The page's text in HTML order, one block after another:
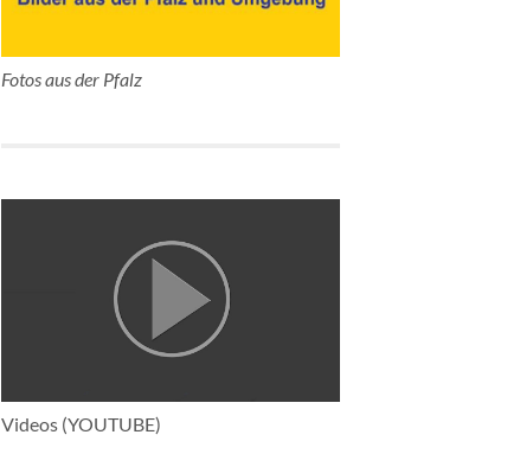
Fotos aus der Pfalz
Videos (YOUTUBE)